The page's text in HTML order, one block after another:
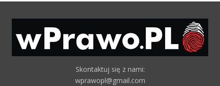
Skontaktuj się z nami:
wprawopl@gmail.com